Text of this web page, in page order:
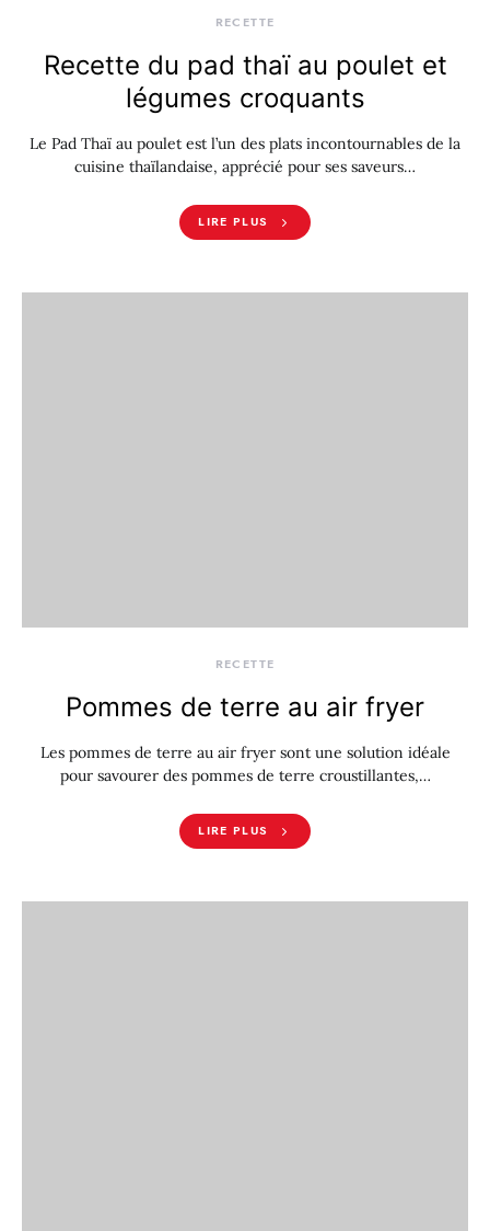
RECETTE
Recette du pad thaï au poulet et
légumes croquants
Le Pad Thaï au poulet est l’un des plats incontournables de la
cuisine thaïlandaise, apprécié pour ses saveurs…
LIRE PLUS
RECETTE
Pommes de terre au air fryer
Les pommes de terre au air fryer sont une solution idéale
pour savourer des pommes de terre croustillantes,…
LIRE PLUS